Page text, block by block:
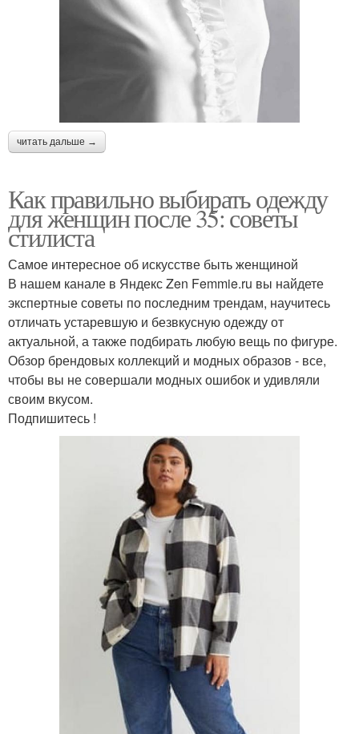
читать дальше →
Как правильно выбирать одежду
для женщин после 35: советы
стилиста
Самое интересное об искусстве быть женщиной
В нашем канале в Яндекс Zen Femmie.ru вы найдете
экспертные советы по последним трендам, научитесь
отличать устаревшую и безвкусную одежду от
актуальной, а также подбирать любую вещь по фигуре.
Обзор брендовых коллекций и модных образов - все,
чтобы вы не совершали модных ошибок и удивляли
своим вкусом.
Подпишитесь !